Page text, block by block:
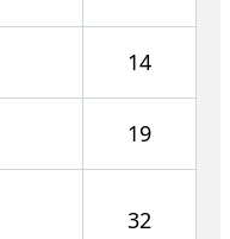
14
19
32